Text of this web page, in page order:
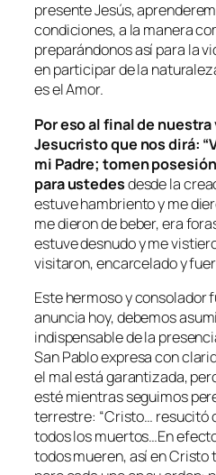
presente Jesús,
condiciones, a la manera
preparándonos así para la
en participar de la
es el Amor.
Por eso al final de
Jesucristo que nos dirá:
mi Padre; tomen
para ustedesdesde la
estuve hambriento y me
me dieron de beber, era
estuve desnudo y me
visitaron, encarcelado y
Este hermoso y consolador
anuncia hoy, debemos
indispensable de la
San Pablo expresa con
el mal está garantizada,
esté mientras seguimos
terrestre: “Cristo… resucitó
todos los muertos…En
todos mueren, así en Cristo